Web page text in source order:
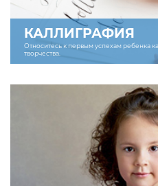
КАЛЛИГРАФИЯ
Относитесь к первым успехам ребенка
творчества.